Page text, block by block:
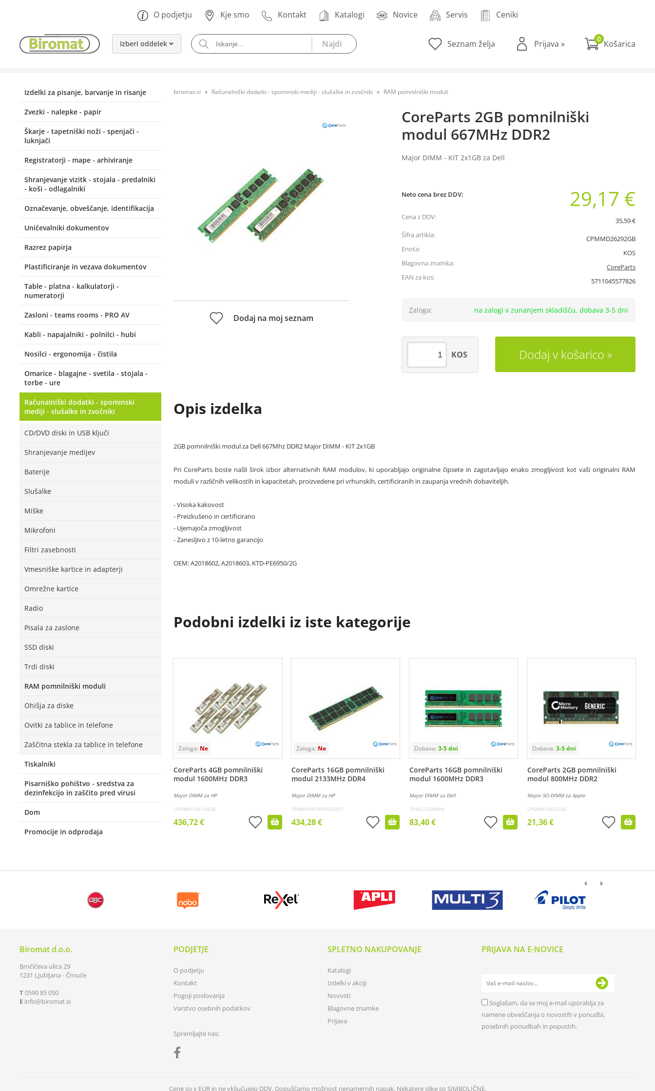
O podjetju Kje smo Kontakt Katalogi Novice Servis Ceniki
Izberi oddelek Seznam želja Prijava » 0
Izdelki za pisanje, barvanje in risanje
Zvezki - nalepke - papir
Škarje - tapetniški noži - spenjači -
luknjači
Registratorji - mape - arhiviranje
Shranjevanje vizitk - stojala - predalniki
- koši - odlagalniki
Označevanje, obveščanje, identifikacija
Uničevalniki dokumentov
Razrez papirja
Plastificiranje in vezava dokumentov
Table - platna - kalkulatorji -
numeratorji
Zasloni - teams rooms - PRO AV
Kabli - napajalniki - polnilci - hubi
Nosilci - ergonomija - čistila
Omarice - blagajne - svetila - stojala -
torbe - ure
Računalniški dodatki - spominski
mediji - slušalke in zvočniki
CD/DVD diski in USB ključi
Shranjevanje medijev
Baterije
Slušalke
Miške
Mikrofoni
Filtri zasebnosti
Vmesniške kartice in adapterji
Omrežne kartice
Radio
Pisala za zaslone
SSD diski
Trdi diski
RAM pomnilniški moduli
Ohišja za diske
Ovitki za tablice in telefone
Zaščitna stekla za tablice in telefone
Tiskalniki
Pisarniško pohištvo - sredstva za
dezinfekcijo in zaščito pred virusi
Dom
Promocije in odprodaja
biromat.si Računalniški dodatki - spominski mediji - slušalke in zvočniki RAM pomnilniški moduli
CoreParts 2GB pomnilniški
modul 667MHz DDR2
Major DIMM - KIT 2x1GB za Dell
Dodaj na moj seznam
Neto cena brez DDV: 29,17 €
Cena z DDV:
35,59 €
Šifra artikla:
CPMMD26292GB
Enota:
KOS
Blagovna znamka:
CoreParts
EAN za kos:
5711045577826
Zaloga: na zalogi v zunanjem skladišču, dobava 3-5 dni
Dodaj v košarico
KOS
Opis izdelka
2GB pomnilniški modul za Dell 667Mhz DDR2 Major DIMM - KIT 2x1GB
Pri CoreParts boste našli širok izbor alternativnih RAM modulov, ki uporabljajo originalne čipsete in zagotavljajo enako zmogljivost kot vaši originalni RAM
moduli v različnih velikostih in kapacitetah, proizvedene pri vrhunskih, certificiranih in zaupanja vrednih dobaviteljih.
- Visoka kakovost
- Preizkušeno in certificirano
- Ujemajoča zmogljivost
- Zanesljivo z 10-letno garancijo
OEM: A2018602, A2018603, KTD-PE6950/2G
Podobni izdelki iz iste kategorije
CoreParts 4GB pomnilniški
modul 1600MHz DDR3
Major DIMM za HP
CPMMH104164GB
436,72 €
CoreParts 16GB pomnilniški
modul 2133MHz DDR4
Major DIMM za HP
CPMMXHPDDR4D0007
434,28 €
CoreParts 16GB pomnilniški
modul 1600MHz DDR3
Major DIMM za Dell
CP46C7538MM
83,40 €
CoreParts 2GB pomnilniški
modul 800MHz DDR2
Major SO-DIMM za Apple
CPMMA10672GB
21,36 €
Biromat d.o.o.
Brnčičeva ulica 29
1231 Ljubljana - Črnuče
T0590 85 050
E info biromat.si
PODJETJE
O podjetju
Kontakt
Pogoji poslovanja
Varstvo osebnih podatkov
Spremljajte nas:
SPLETNO NAKUPOVANJE
Katalogi
Izdelki v akciji
Novosti
Blagovne znamke
Prijava
PRIJAVA NA E-NOVICE
Soglašam, da se moj e-mail uporablja za
namene obveščanja o novostih v ponudbi,
posebnih ponudbah in popustih.
Cene so v EUR in ne vključujejo DDV. Dopuščamo možnost nenamernih napak. Nekatere slike so SIMBOLIČNE.